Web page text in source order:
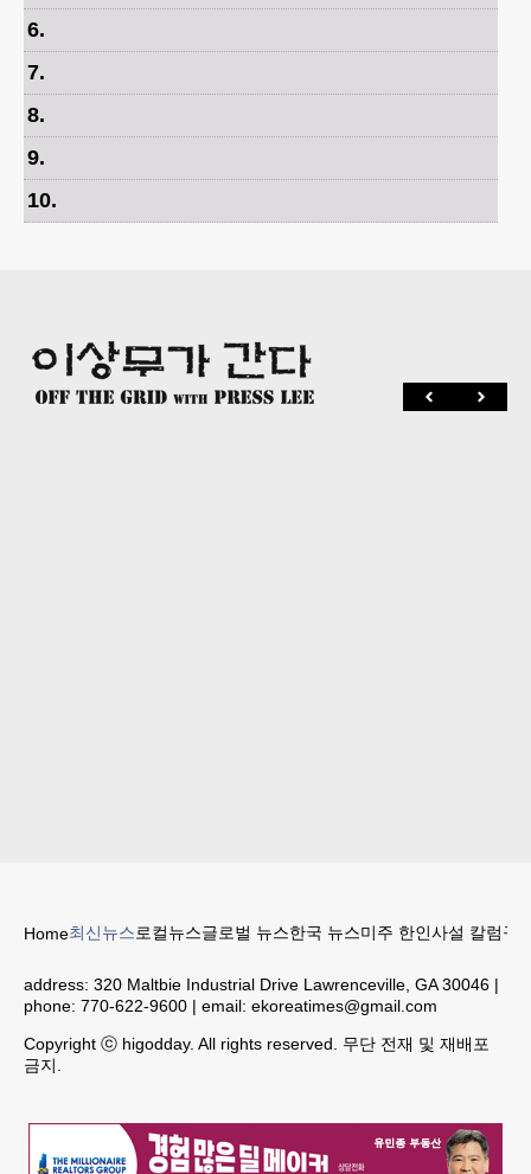
6.
7.
8.
9.
10.
Home최신뉴스로컬뉴스글로벌 뉴스한국 뉴스미주 한인사설 칼럼구
address: 320 Maltbie Industrial Drive Lawrenceville, GA 30046 |
phone: 770-622-9600 | email: ekoreatimes@gmail.com
Copyright ⓒ higodday. All rights reserved. 무단 전재 및 재배포
금지.